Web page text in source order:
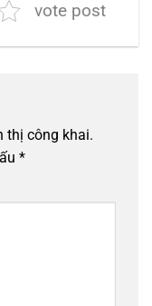
vote post
thị công khai.
*